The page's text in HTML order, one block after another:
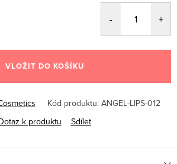
VLOŽIT DO KOŠÍKU
Kód produktu: ANGEL-LIPS-012
k produktu
Sdílet